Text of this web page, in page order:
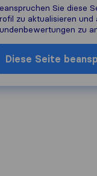
Sie diese
zu aktualisieren und
zu
Diese Seite